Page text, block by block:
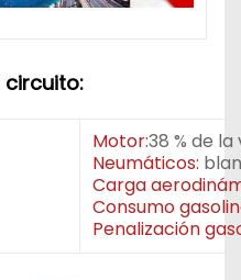
circuito:
Motor:38 % de
Neumáticos:
Carga
Consumo
Penalización